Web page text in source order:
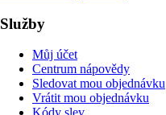
Služby
Můj účet
Centrum nápovědy
Sledovat mou objednávku
Vrátit mou objednávku